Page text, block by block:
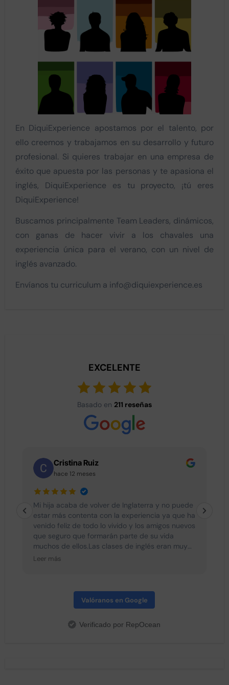
En DiquiExperience apostamos por el talento, por
ello creemos y trabajamos en su desarrollo y futuro
profesional. Si quieres trabajar en una empresa de
éxito que apuesta por las personas y te apasiona el
inglés, DiquiExperience es tu proyecto, ¡tú eres
DiquiExperience!
Buscamos principalmente Team Leaders, dinámicos,
con ganas de hacer vivir a los chavales una
experiencia única para el verano, con un nivel de
inglés avanzado.
Envíanos tu curriculum a info@diquiexperience.es
EXCELENTE
Basado en 211 reseñas
Cristina Ruiz
hace 12 meses
Mi hija acaba de volver de Inglaterra y no puede
estar más contenta con la experiencia ya que ha
venido feliz de todo lo vivido y los amigos nuevos
que seguro que formarán parte de su vida
muchos de ellos.Las clases de inglés eran muy
interesantes y divertidas con lo cual no se les
tenían ningún momento para el aburrimiento.
Destacar la profesionalidad de Sergio y Oscar
hecho que todos sean una piña. Todos los dias
Leer más
Valóranos en Google
Verificado por RepOcean